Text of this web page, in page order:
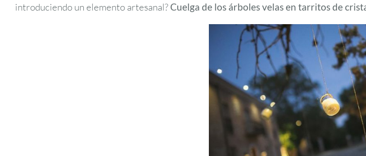
introduciendo un elemento artesanal? Cuelga de los árboles velas en tarritos de